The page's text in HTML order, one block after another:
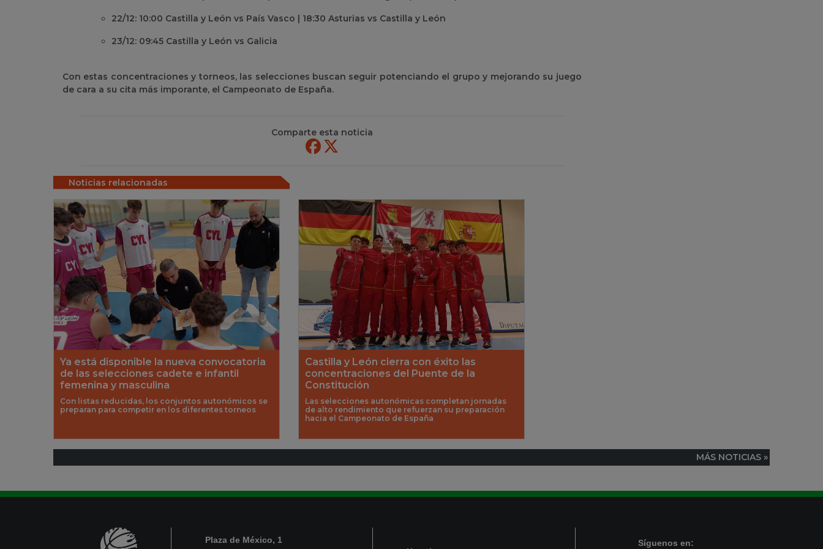
22/12: 10:00 Castilla y León vs País Vasco | 18:30 Asturias vs Castilla y León
23/12: 09:45 Castilla y León vs Galicia
Con estas concentraciones y torneos, las selecciones buscan seguir potenciando el grupo y mejorando su juego
de cara a su cita más imporante, el Campeonato de España.
Comparte esta noticia
Noticias relacionadas
Ya está disponible la nueva convocatoria
de las selecciones cadete e infantil
femenina y masculina
Con listas reducidas, los conjuntos autonómicos se
preparan para competir en los diferentes torneos
Castilla y León cierra con éxito las
concentraciones del Puente de la
Constitución
Las selecciones autonómicas completan jornadas
de alto rendimiento que refuerzan su preparación
hacia el Campeonato de España
MÁS NOTICIAS »
Plaza de México, 1
Síguenos en: